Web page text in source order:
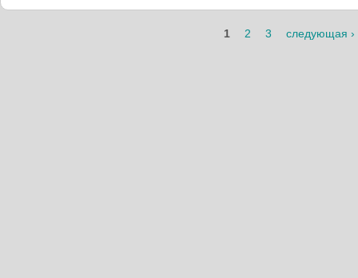
1 2 3 следующая ›